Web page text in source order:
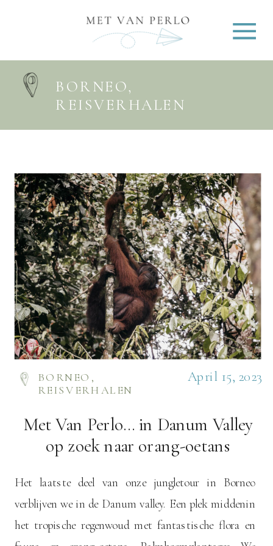
BORNEO,
REISVERHALEN
Met Van Perlo… in Danum Valley
op zoek naar orang-oetans
Het laatste deel van onze jungletour in Borneo
verblijven we in de Danum valley. Een plek middenin
het tropische regenwoud met fantastische flora en
BORNEO ,
REISVERHALEN
April 15, 2023